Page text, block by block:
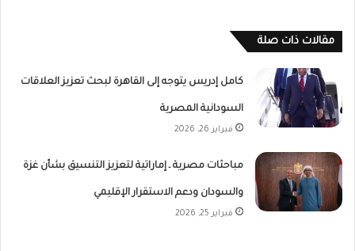
مقالات ذات صلة
كامل إدريس يتوجه إلى القاهرة لبحث تعزيز العلاقات
السودانية المصرية
فبراير 26, 2026
مباحثات مصرية ـ إماراتية لتعزيز التنسيق بشأن غزة
والسودان ودعم الاستقرار الإقليمي
فبراير 25, 2026